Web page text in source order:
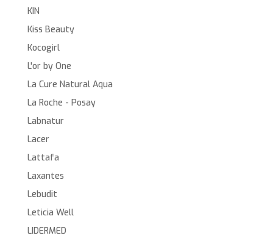
KIN
Kiss Beauty
Kocogirl
L'or by One
La Cure Natural Aqua
La Roche - Posay
Labnatur
Lacer
Lattafa
Laxantes
Lebudit
Leticia Well
LIDERMED